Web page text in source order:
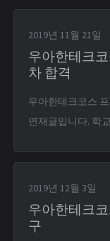
2019년 11월 21일
우아한테크
차 합격
우아한테크코스
연재글입니다. 학교 공부와 랩실 활동에 치여 살던 와중 지난
코스에 대하여 알
받아야 한다는 단
이었기 때문에 시
2019년 12월 3일
우아한테크
구